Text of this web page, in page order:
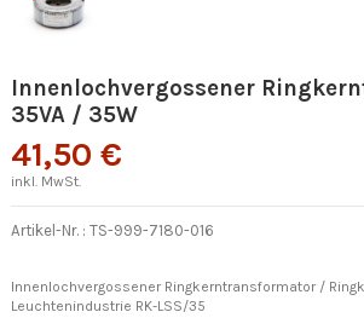
Innenlochvergossener
35VA / 35W
41,50 €
inkl. MwSt.
Artikel-Nr. : TS-999-7180-016
Innenlochvergossener Ringkerntransformator /
Leuchtenindustrie RK-LSS/35